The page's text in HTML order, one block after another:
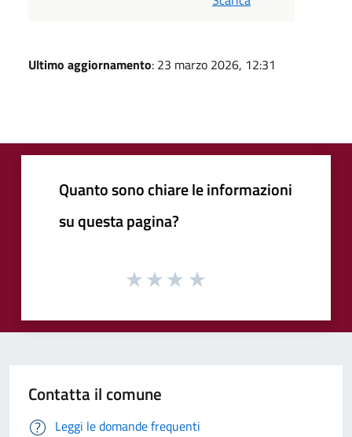
Ultimo aggiornamento: 23 marzo 2026, 12:31
Quanto sono chiare le informazioni
su questa pagina?
Contatta il comune
Leggi le domande frequenti